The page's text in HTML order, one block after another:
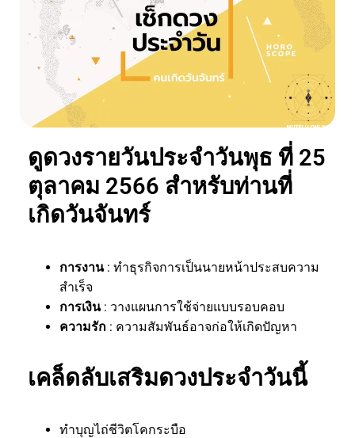
ดูดวงรายวันประจำวันพุธ ที่ 25
ตุลาคม 2566 สำหรับท่านที่
เกิดวันจันทร์
การงาน: ทำธุรกิจการเป็นนายหน้าประสบความ
สำเร็จ
การเงิน: วางแผนการใช้จ่ายแบบรอบคอบ
ความรัก : ความสัมพันธ์อาจก่อให้เกิดปัญหา
เคล็ดลับเสริมดวงประจำวันนี้
ทำบุญไถ่ชีวิตโคกระบือ